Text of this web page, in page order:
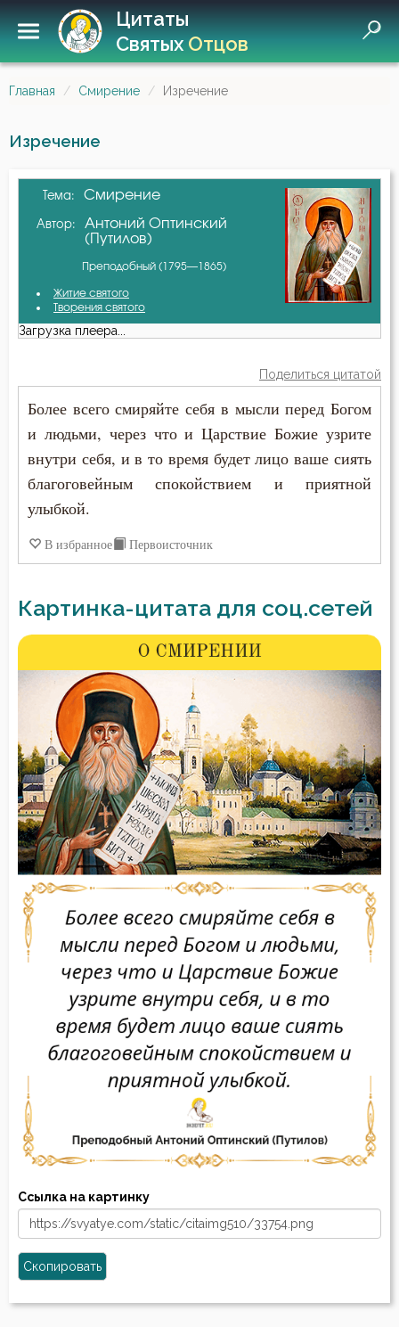
Цитаты
СвятыхОтцов
Главная Смирение Изречение
Изречение
Тема: Смирение
Автор:
Антоний Оптинский
(Путилов)
Преподобный (1795—1865)
Житие святого
Творения святого
Загрузка плеера...
Поделиться цитатой
Более всего смиряйте себя в мысли перед Богом
и людьми, через что и Царствие Божие узрите
внутри себя, и в то время будет лицо ваше сиять
благоговейным спокойствием и приятной
улыбкой.
В избранное Первоисточник
Картинка-цитата для соц.сетей
Ссылка на картинку
Скопировать